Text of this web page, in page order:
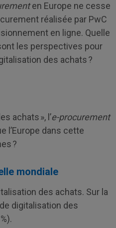
en Europe ne cesse
réalisée par PwC
en ligne. Quelle
les perspectives pour
des achats ?
achats », l’e-procurement
l’Europe dans cette
?
mondiale
des achats. Sur la
digitalisation des